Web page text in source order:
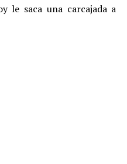
le saca una carcajada a